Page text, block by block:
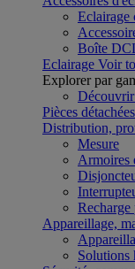
Eclairage
Boîte
Eclairage Voir
Explorer par
Pièces
Distribution,
Mesure
Armoires
Appareillage,
Solutions